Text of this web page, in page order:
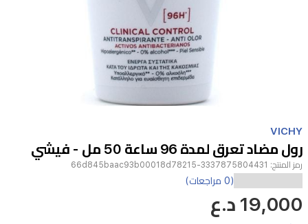
1
1
VICHY
رول مضاد تعرق لمدة 96 ساعة 50 مل - فيشي
رمز المنتج: 3337875804431-66d845baac93b00018d78215
(0 مراجعات)
19,000 د.ع